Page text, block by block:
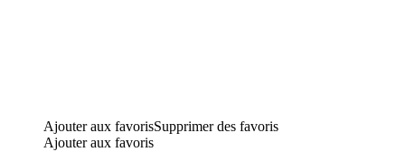
Ajouter aux favorisSupprimer des favoris
Ajouter aux favoris